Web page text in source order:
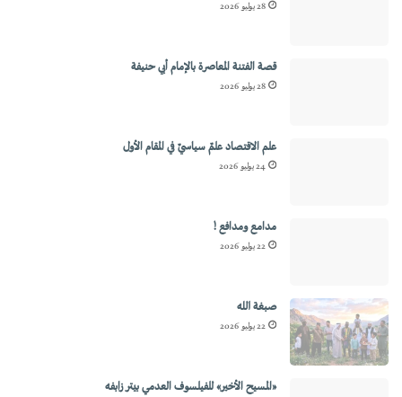
28 يوليو 2026
قصة الفتنة المعاصرة بالإمام أبي حنيفة
28 يوليو 2026
علم الاقتصاد علمٌ سياسيٌ في المقام الأول
24 يوليو 2026
مدامع ومدافع !
22 يوليو 2026
صبغة الله
22 يوليو 2026
«المسيح الأخير» للفيلسوف العدمي بيتر زابفه